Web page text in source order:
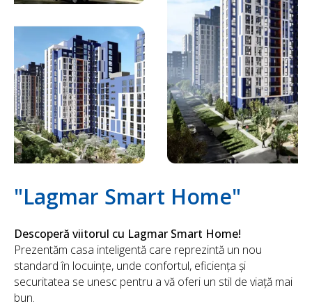
"Lagmar Smart Home"
Descoperă viitorul cu Lagmar Smart Home!
Prezentăm casa inteligentă care reprezintă un nou
standard în locuințe, unde confortul, eficiența și
securitatea se unesc pentru a vă oferi un stil de viață mai
bun.